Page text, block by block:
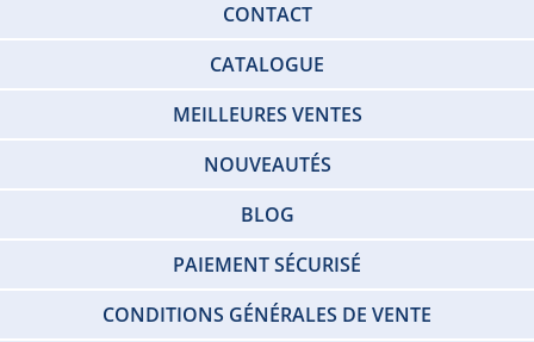
CONTACT
CATALOGUE
MEILLEURES VENTES
NOUVEAUTÉS
BLOG
PAIEMENT SÉCURISÉ
CONDITIONS GÉNÉRALES DE VENTE